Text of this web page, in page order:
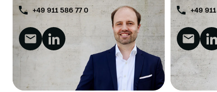
+49 911 586 77 0 +49